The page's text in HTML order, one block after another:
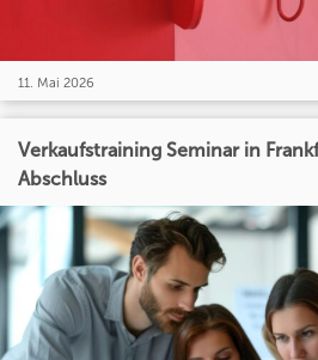
11. Mai 2026
Verkaufstraining Seminar in
Abschluss